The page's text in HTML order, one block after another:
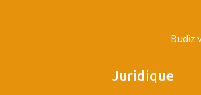
Budiz
Juridique